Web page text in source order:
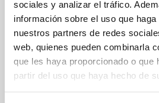
sociales y analizar el tráfico.
información sobre el uso que
nuestros partners de redes
web, quienes pueden combinarla
que les haya proporcionado o que
partir del uso que haya hecho de